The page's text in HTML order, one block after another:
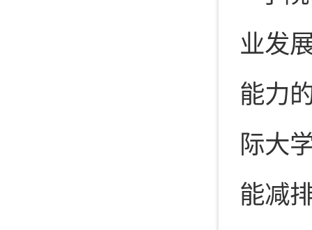
业发
能力
际大
能减